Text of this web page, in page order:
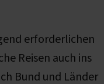
erforderlichen
Reisen auch ins
Bund und Länder